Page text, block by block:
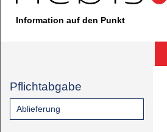
Information auf den Punkt
Pflichtabgabe
Ablieferung